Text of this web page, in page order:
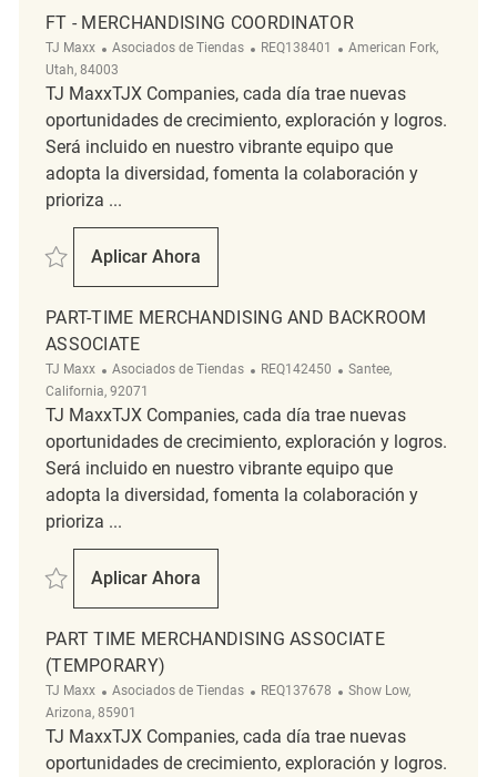
FT - MERCHANDISING COORDINATOR
TJ Maxx Categoría
Asociados de Tiendas ReqId
REQ138401 Ubicación
American Fork,
Utah, 84003
TJ MaxxTJX Companies, cada día trae nuevas
oportunidades de crecimiento, exploración y logros.
Será incluido en nuestro vibrante equipo que
adopta la diversidad, fomenta la colaboración y
prioriza ...
Salvar FT - Merchandising Coordinator REQ138401
Aplicar Ahora
FT - Merchandising Coordinator
PART-TIME MERCHANDISING AND BACKROOM
ASSOCIATE
TJ Maxx Categoría
Asociados de Tiendas ReqId
REQ142450 Ubicación
Santee,
California, 92071
TJ MaxxTJX Companies, cada día trae nuevas
oportunidades de crecimiento, exploración y logros.
Será incluido en nuestro vibrante equipo que
adopta la diversidad, fomenta la colaboración y
prioriza ...
Salvar Part-Time merchandising and Backroom Associate REQ142450
Aplicar Ahora
Part-Time Merchandising And Backroom
PART TIME MERCHANDISING ASSOCIATE
(TEMPORARY)
TJ Maxx Categoría
Asociados de Tiendas ReqId
REQ137678 Ubicación
Show Low,
Arizona, 85901
TJ MaxxTJX Companies, cada día trae nuevas
oportunidades de crecimiento, exploración y logros.